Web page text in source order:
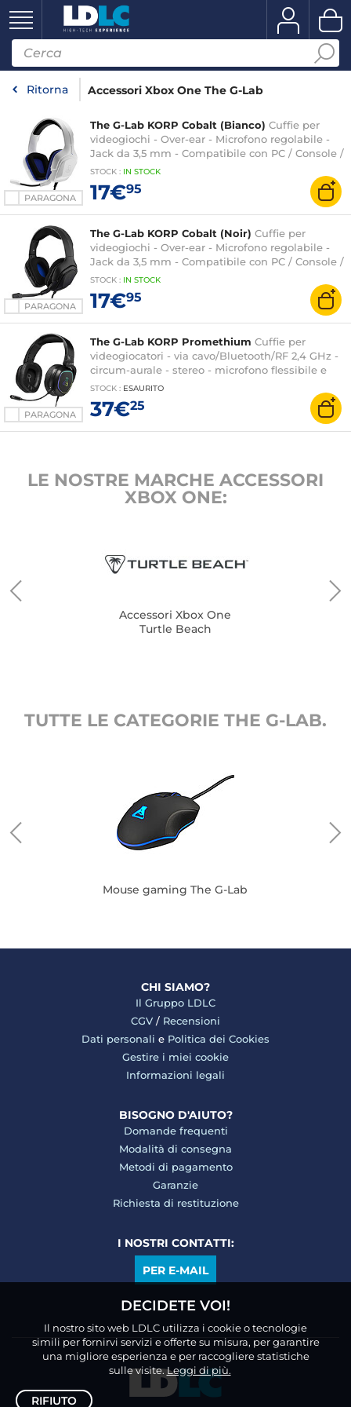
Ritorna Accessori Xbox One The G-Lab
PARAGONA
The G-Lab KORP Cobalt (Bianco) Cuffie per
videogiochi - Over-ear - Microfono regolabile -
Jack da 3,5 mm - Compatibile con PC / Console /
Cellulari
STOCK : IN STOCK
17€95
PARAGONA
The G-Lab KORP Cobalt (Noir) Cuffie per
videogiochi - Over-ear - Microfono regolabile -
Jack da 3,5 mm - Compatibile con PC / Console /
Cellulari
STOCK : IN STOCK
17€95
PARAGONA
The G-Lab KORP Promethium Cuffie per
videogiocatori - via cavo/Bluetooth/RF 2,4 GHz -
circum-aurale - stereo - microfono flessibile e
staccabile - USB/jack 3,5 mm -
retroilluminazione RGB - compatibile con PC /
Console / Mobile
STOCK : ESAURITO
37€25
LE NOSTRE MARCHE ACCESSORI
XBOX ONE:
Accessori Xbox One
Turtle Beach
TUTTE LE CATEGORIE THE G-LAB.
Mouse gaming The G-Lab
CHI SIAMO?
Il Gruppo LDLC
CGV / Recensioni
Dati personali e Politica dei Cookies
Gestire i miei cookie
Informazioni legali
BISOGNO D'AIUTO?
Domande frequenti
Modalità di consegna
Metodi di pagamento
Garanzie
Richiesta di restituzione
I NOSTRI CONTATTI:
PER E-MAIL
DECIDETE VOI!
Il nostro sito web LDLC utilizza i cookie o tecnologie
simili per fornirvi servizi e offerte su misura, per garantire
una migliore esperienza e per raccogliere statistiche
sulle visite.Leggi di più.
RIFIUTO